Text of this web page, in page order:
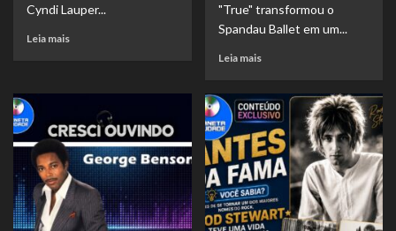
Cyndi Lauper...
Leia mais
"True" transformou o
Spandau Ballet em um...
Leia mais